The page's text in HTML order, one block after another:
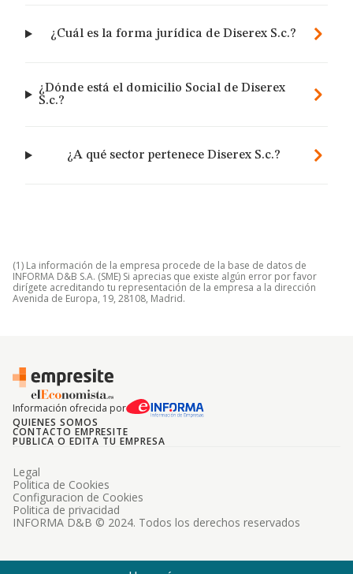
¿Cuál es la forma jurídica de Diserex S.c.?
¿Dónde está el domicilio Social de Diserex
S.c.?
¿A qué sector pertenece Diserex S.c.?
(1) La información de la empresa procede de la base de datos de
INFORMA D&B S.A. (SME) Si aprecias que existe algún error por favor
dirígete acreditando tu representación de la empresa a la dirección
Avenida de Europa, 19, 28108, Madrid.
Información ofrecida por
QUIENES SOMOS
CONTACTO EMPRESITE
PUBLICA O EDITA TU EMPRESA
INFORMA D&B © 2024. Todos los derechos reservados
Legal
Politica de Cookies
Configuracion de Cookies
Politica de privacidad